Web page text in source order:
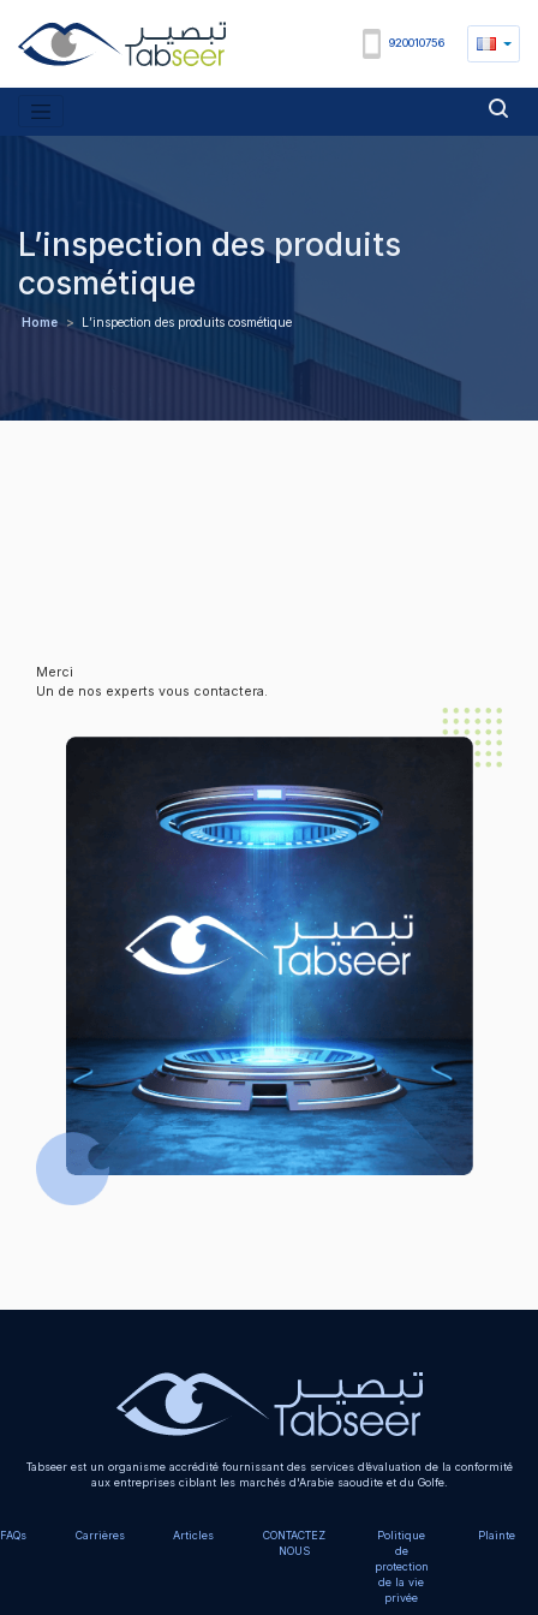
920010756
L’inspection des produits
cosmétique
Home > L’inspection des produits cosmétique
Merci
Un de nos experts vous contactera.
Tabseer est un organisme accrédité fournissant des services d’évaluation de la conformité
aux entreprises ciblant les marchés d'Arabie saoudite et du Golfe.
FAQs Carrières Articles
CONTACTEZ
NOUS
Politique
de
protection
de la vie
privée
Plainte